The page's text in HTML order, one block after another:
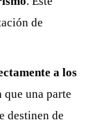
de
a los
que una parte
destinen de